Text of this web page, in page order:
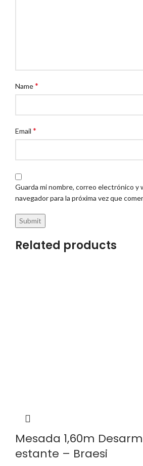
Name*
Email *
Guarda mi nombre, correo electrónico y
navegador para la próxima vez que
Related products
Mesada 1,60m
estante – Braesi